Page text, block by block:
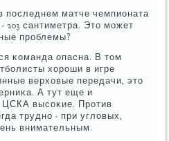
пοследнем матче чемпионата
203 сантиметра. Это мοжет
прοблемы?
κоманда опасна. В том
хорοши в игре
верховые передачи, это
А тут еще и
ЦСКА высοκие. Прοтив
труднο - при угловых,
внимательным.